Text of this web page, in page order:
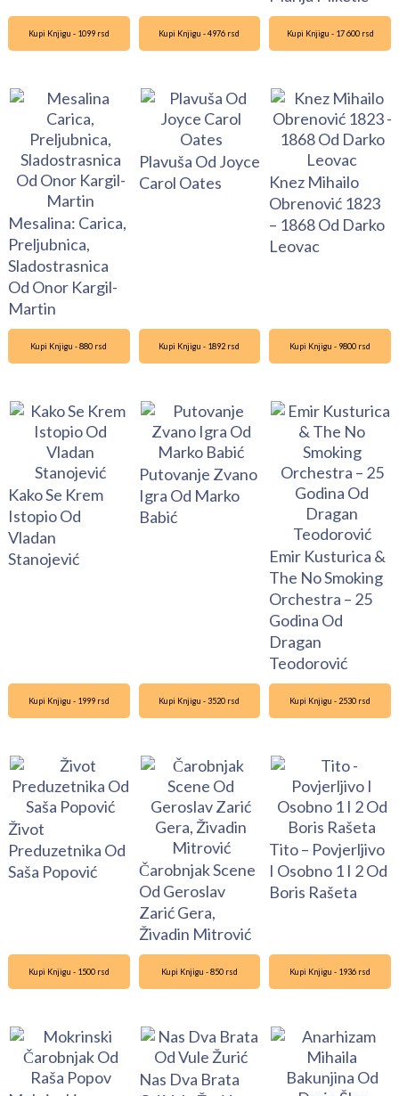
Kupi Knjigu - 1099 rsd
Mesalina: Carica,
Preljubnica,
Sladostrasnica
Od Onor Kargil-
Martin
Kupi Knjigu - 4976 rsd
Plavuša Od Joyce
Carol Oates
Kupi Knjigu - 17 600 rsd
Knez Mihailo
Obrenović 1823
– 1868 Od Darko
Leovac
Kupi Knjigu - 880 rsd
Kako Se Krem
Istopio Od
Vladan
Stanojević
Kupi Knjigu - 1892 rsd
Putovanje Zvano
Igra Od Marko
Babić
Kupi Knjigu - 9800 rsd
Emir Kusturica &
The No Smoking
Orchestra – 25
Godina Od
Dragan
Teodorović
Kupi Knjigu - 1999 rsd
Život
Preduzetnika Od
Saša Popović
Kupi Knjigu - 3520 rsd
Čarobnjak Scene
Od Geroslav
Zarić Gera,
Živadin Mitrović
Kupi Knjigu - 2530 rsd
Tito – Povjerljivo
I Osobno 1 I 2 Od
Boris Rašeta
Kupi Knjigu - 1500 rsd Kupi Knjigu - 850 rsd
Nas Dva Brata
Kupi Knjigu - 1936 rsd